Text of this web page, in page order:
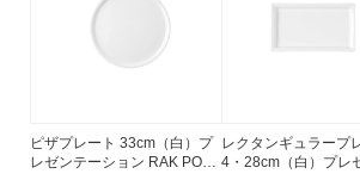
ピザプレート 33cm（白）プ
レゼンテーション RAK POR
レクタンギュラープ
4・28cm（白）プレ